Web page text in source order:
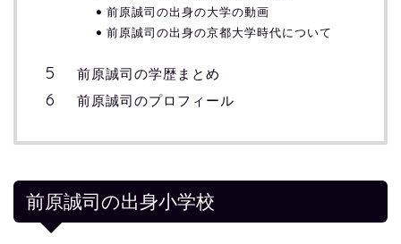
前原誠司の出身の大学の動画
前原誠司の出身の京都大学時代について
前原誠司の学歴まとめ
前原誠司のプロフィール
前原誠司の出身小学校